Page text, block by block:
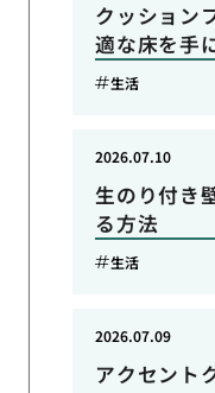
クッション
適な床を手
生活
生のり付き
る方法
2026.07.10
生活
アクセント
2026.07.09